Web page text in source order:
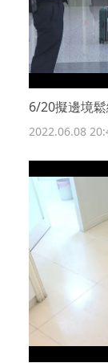
6/20擬邊境
2022.06.08